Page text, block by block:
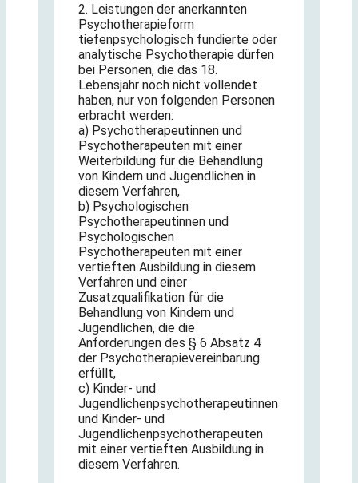
2. Leistungen der anerkannten
Psychotherapieform
tiefenpsychologisch fundierte oder
analytische Psychotherapie dürfen
bei Personen, die das 18.
Lebensjahr noch nicht vollendet
haben, nur von folgenden Personen
erbracht werden:
a) Psychotherapeutinnen und
Psychotherapeuten mit einer
Weiterbildung für die Behandlung
von Kindern und Jugendlichen in
diesem Verfahren,
b) Psychologischen
Psychotherapeutinnen und
Psychologischen
Psychotherapeuten mit einer
vertieften Ausbildung in diesem
Verfahren und einer
Zusatzqualifikation für die
Behandlung von Kindern und
Jugendlichen, die die
Anforderungen des § 6 Absatz 4
der Psychotherapievereinbarung
erfüllt,
c) Kinder- und
Jugendlichenpsychotherapeutinnen
und Kinder- und
Jugendlichenpsychotherapeuten
mit einer vertieften Ausbildung in
diesem Verfahren.